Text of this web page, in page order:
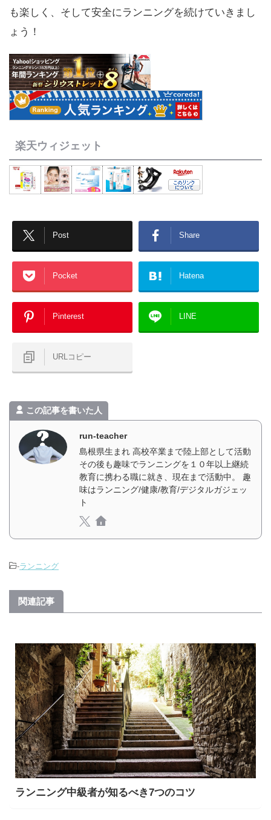
も楽しく、そして安全にランニングを続けていきまし
ょう！
楽天ウィジェット
Post Share
Pocket Hatena
Pinterest LINE
URLコピー
この記事を書いた人
run-teacher
島根県生まれ 高校卒業まで陸上部として活動
その後も趣味でランニングを１０年以上継続
教育に携わる職に就き、現在まで活動中。 趣
味はランニング/健康/教育/デジタルガジェッ
ト
-ランニング
関連記事
ランニング中級者が知るべき7つのコツ